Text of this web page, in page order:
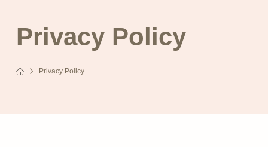
Privacy Policy
Privacy Policy